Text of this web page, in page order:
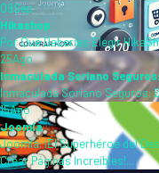
09Sep
Hikashop
Por Qué Deberías Elegir
25Ago
Inmaculada Soriano
Inmaculada Soriano Seguros:
15Ago
Joomla
Joomla: ¡El Superhéroe del
Crear Páginas Increíbles!...